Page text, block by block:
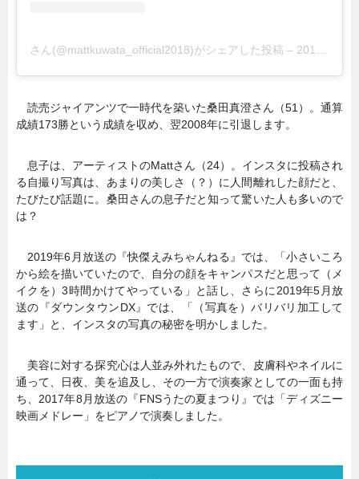
さん(@mattkuwata_official2018)がシェアした投稿 – 2019年 6月月23日午後9時13分PDT
読売ジャイアンツで一時代を築いた桑田真澄さん（51）。通算
成績173勝という成績を収め、翌2008年に引退します。
息子は、アーティストのMattさん（24）。インスタに投稿され
る自撮り写真は、あまりの美しさ（？）に人間離れした顔だと、
たびたび話題に。桑田さんの息子だと知って驚いた人も多いので
は？
2019年6月放送の『快傑えみちゃんねる』では、「小さいころ
から絵を描いていたので、自分の顔をキャンパスだと思って（メ
イクを）3時間かけてやっている」と話し、さらに2019年5月放
送の『ダウンタウンDX』では、「（写真を）バリバリ加工して
ます」と、インスタの写真の秘密を明かしました。
美容に対する探究心は人並み外れたもので、皮膚科やネイルに
通って、日夜、美を追及し、その一方で演奏家としての一面も持
ち、2017年8月放送の『FNSうたの夏まつり』では「ディズニー
映画メドレー」をピアノで演奏しました。